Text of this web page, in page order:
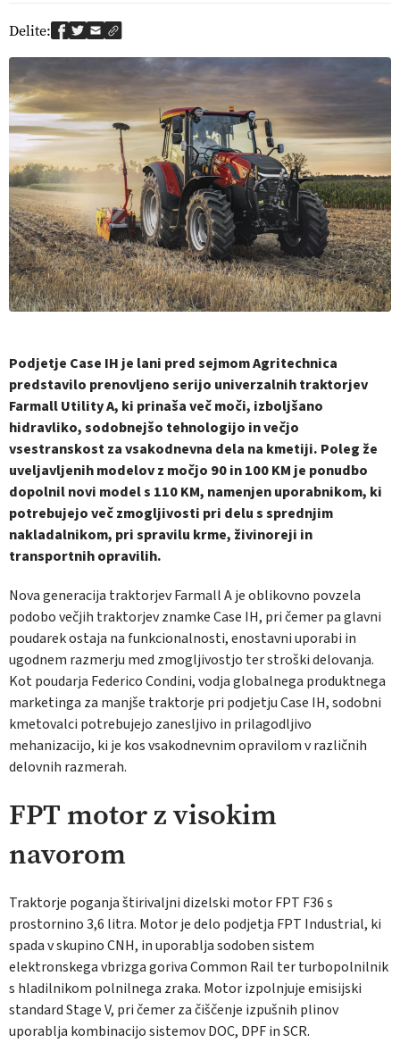
Delite:
Podjetje Case IH je lani pred sejmom Agritechnica
predstavilo prenovljeno serijo univerzalnih traktorjev
Farmall Utility A, ki prinaša več moči, izboljšano
hidravliko, sodobnejšo tehnologijo in večjo
vsestranskost za vsakodnevna dela na kmetiji. Poleg že
uveljavljenih modelov z močjo 90 in 100 KM je ponudbo
dopolnil novi model s 110 KM, namenjen uporabnikom, ki
potrebujejo več zmogljivosti pri delu s sprednjim
nakladalnikom, pri spravilu krme, živinoreji in
transportnih opravilih.
Nova generacija traktorjev Farmall A je oblikovno povzela
podobo večjih traktorjev znamke Case IH, pri čemer pa glavni
poudarek ostaja na funkcionalnosti, enostavni uporabi in
ugodnem razmerju med zmogljivostjo ter stroški delovanja.
Kot poudarja Federico Condini, vodja globalnega produktnega
marketinga za manjše traktorje pri podjetju Case IH, sodobni
kmetovalci potrebujejo zanesljivo in prilagodljivo
mehanizacijo, ki je kos vsakodnevnim opravilom v različnih
delovnih razmerah.
FPT motor z visokim
navorom
Traktorje poganja štirivaljni dizelski motor FPT F36 s
prostornino 3,6 litra. Motor je delo podjetja FPT Industrial, ki
spada v skupino CNH, in uporablja sodoben sistem
elektronskega vbrizga goriva Common Rail ter turbopolnilnik
s hladilnikom polnilnega zraka. Motor izpolnjuje emisijski
standard Stage V, pri čemer za čiščenje izpušnih plinov
uporablja kombinacijo sistemov DOC, DPF in SCR.